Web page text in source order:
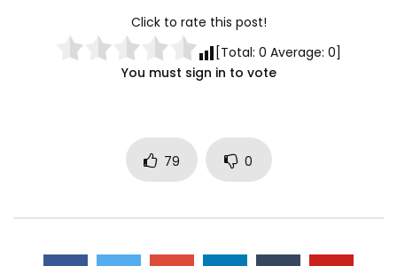
Click to rate this post!
[Total: 0 Average: 0]
You must sign in to vote
79 0